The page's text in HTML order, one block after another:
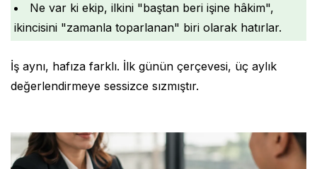
Ne var ki ekip, ilkini "baştan beri işine hâkim",
ikincisini "zamanla toparlanan" biri olarak hatırlar.
İş aynı, hafıza farklı. İlk günün çerçevesi, üç aylık
değerlendirmeye sessizce sızmıştır.